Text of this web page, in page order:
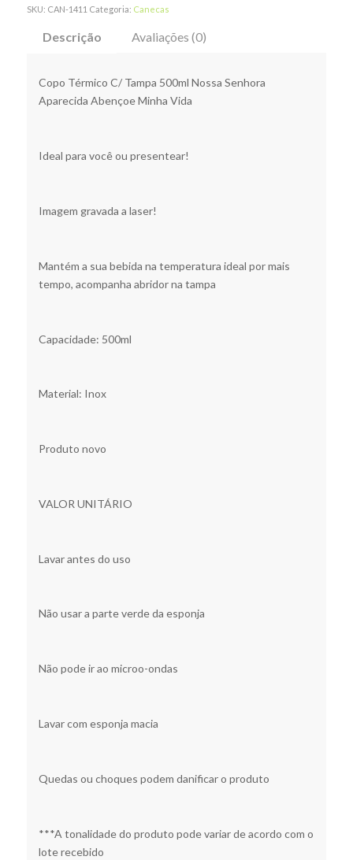
SKU: CAN-1411 Categoria: Canecas
Descrição Avaliações (0)
Copo Térmico C/ Tampa 500ml Nossa Senhora
Aparecida Abençoe Minha Vida
Ideal para você ou presentear!
Imagem gravada a laser!
Mantém a sua bebida na temperatura ideal por mais
tempo, acompanha abridor na tampa
Capacidade: 500ml
Material: Inox
Produto novo
VALOR UNITÁRIO
Lavar antes do uso
Não usar a parte verde da esponja
Não pode ir ao microo-ondas
Lavar com esponja macia
Quedas ou choques podem danificar o produto
***A tonalidade do produto pode variar de acordo com o
lote recebido